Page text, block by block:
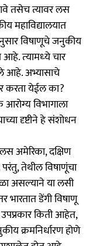
तसेच त्यावर लस
महाविद्यालयात
विषाणूचे जनुकीय
आहे. त्‍यामध्‍ये चार
आहे. अभ्‍यासाचे
करता येईल का?
विभागाला
दृष्टीने हे संशोधन
अमेरिका, दक्षिण
तेथील विषाणूंचा
असल्‍याने या लसी
भारतात डेंगी विषाणू
किती आहेत,
क्रमनिर्धारण होणे